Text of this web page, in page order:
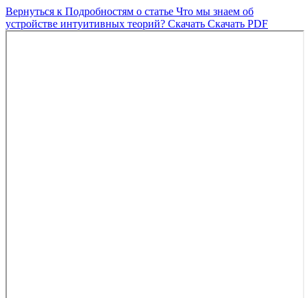
Вернуться к Подробностям о статье Что мы знаем об
устройстве интуитивных теорий? Скачать Скачать PDF